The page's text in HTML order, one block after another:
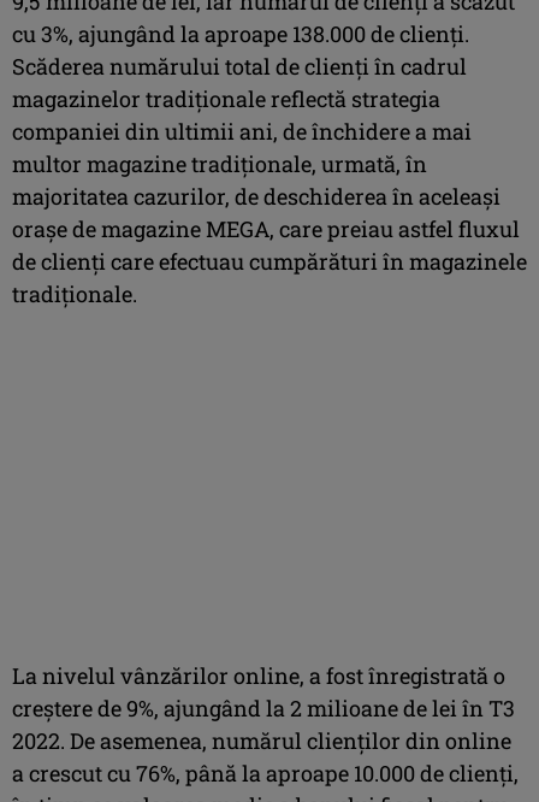
cu 3%, ajungând la aproape 138.000 de clienți.
Scăderea numărului total de clienți în cadrul
magazinelor tradiționale reflectă strategia
companiei din ultimii ani, de închidere a mai
multor magazine tradiționale, urmată, în
majoritatea cazurilor, de deschiderea în aceleași
orașe de magazine MEGA, care preiau astfel fluxul
de clienți care efectuau cumpărături în magazinele
tradiționale.
La nivelul vânzărilor online, a fost înregistrată o
creștere de 9%, ajungând la 2 milioane de lei în T3
2022. De asemenea, numărul clienților din online
a crescut cu 76%, până la aproape 10.000 de clienți,